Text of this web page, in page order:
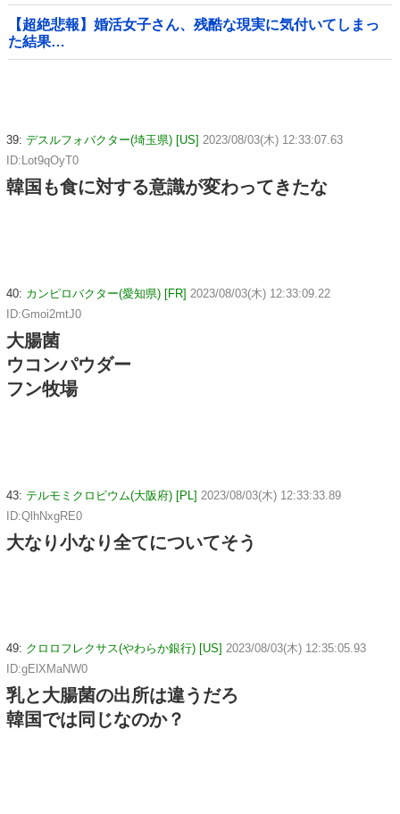
応
【超絶悲報】婚活女子さん、残酷な現実に気付いてしまっ
た結果…
39: デスルフォバクター(埼玉県) [US] 2023/08/03(木) 12:33:07.63
ID:Lot9qOyT0
韓国も食に対する意識が変わってきたな
40: カンピロバクター(愛知県) [FR] 2023/08/03(木) 12:33:09.22
ID:Gmoi2mtJ0
大腸菌
ウコンパウダー
フン牧場
43: テルモミクロビウム(大阪府) [PL] 2023/08/03(木) 12:33:33.89
ID:QlhNxgRE0
大なり小なり全てについてそう
49: クロロフレクサス(やわらか銀行) [US] 2023/08/03(木) 12:35:05.93
ID:gElXMaNW0
乳と大腸菌の出所は違うだろ
韓国では同じなのか？